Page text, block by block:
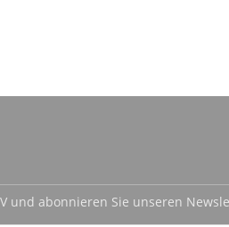
und abonnieren Sie unseren